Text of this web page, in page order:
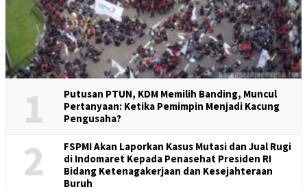
1
Putusan PTUN, KDM Memilih Banding, Muncul
Pertanyaan: Ketika Pemimpin Menjadi Kacung
Pengusaha?
2
FSPMI Akan Laporkan Kasus Mutasi dan Jual Rugi
di Indomaret Kepada Penasehat Presiden RI
Bidang Ketenagakerjaan dan Kesejahteraan
Buruh